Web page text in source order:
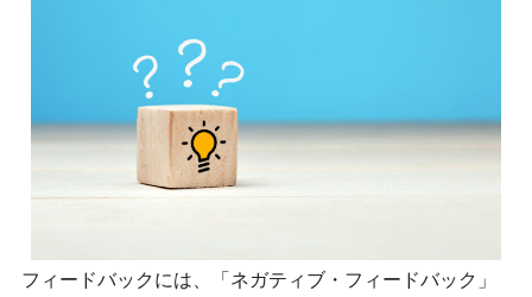
フィードバックには、「ネガティブ・フィードバック」